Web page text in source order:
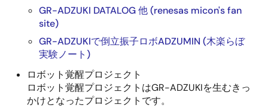
GR-ADZUKI DATALOG 他 (renesas micon's fan
site)
GR-ADZUKIで倒立振子ロボADZUMIN (木楽らぼ
実験ノート)
ロボット覚醒プロジェクト
ロボット覚醒プロジェクトはGR-ADZUKIを生むきっ
かけとなったプロジェクトです。